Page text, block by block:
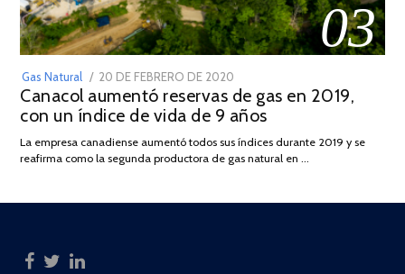
03
Gas Natural
POSTED
ON
20 DE FEBRERO DE 2020
DE
JULIO
2025
Canacol aumentó reservas de gas en 2019,
con un índice de vida de 9 años
La empresa canadiense aumentó todos sus índices durante 2019 y se
reafirma como la segunda productora de gas natural en …